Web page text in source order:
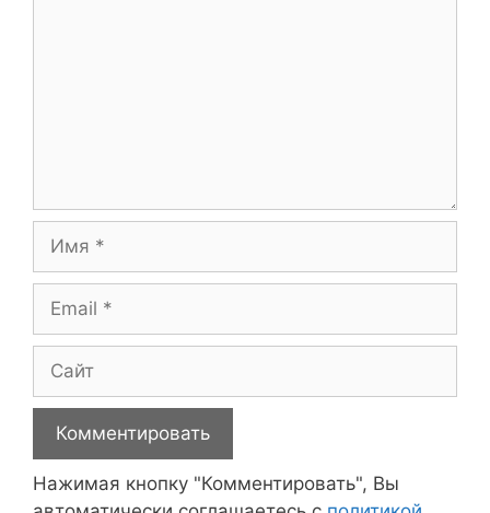
Нажимая кнопку "Комментировать", Вы